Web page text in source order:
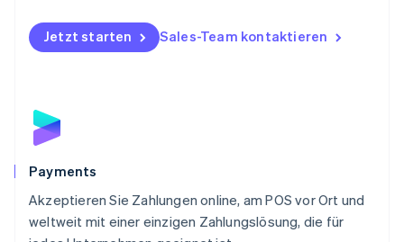
Jetzt starten Sales-Team kontaktieren
Payments
Akzeptieren Sie Zahlungen online, am POS vor Ort und
weltweit mit einer einzigen Zahlungslösung, die für
Polen
English
Portugal
Schweden
Schweiz
Singapur
English简体中文
Slowakei